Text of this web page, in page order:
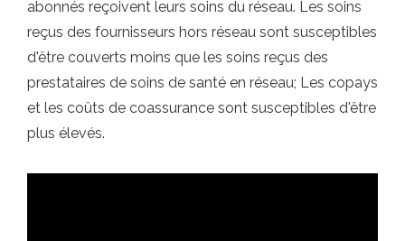
abonnés reçoivent leurs soins du réseau. Les soins
reçus des fournisseurs hors réseau sont susceptibles
d'être couverts moins que les soins reçus des
prestataires de soins de santé en réseau; Les copays
et les coûts de coassurance sont susceptibles d'être
plus élevés.